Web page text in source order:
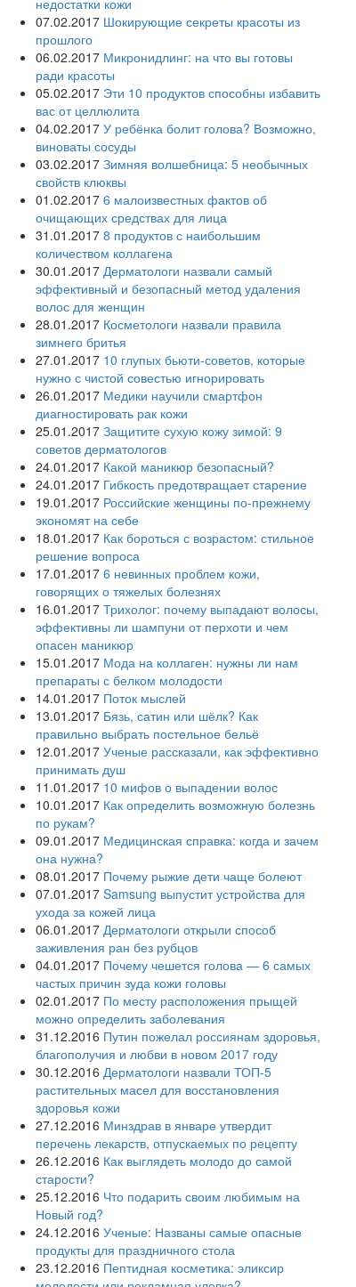
недостатки кожи
07.02.2017 Шокирующие секреты красоты из
прошлого
06.02.2017 Микронидлинг: на что вы готовы
ради красоты
05.02.2017 Эти 10 продуктов способны избавить
вас от целлюлита
04.02.2017 У ребёнка болит голова? Возможно,
виноваты сосуды
03.02.2017 Зимняя волшебница: 5 необычных
свойств клюквы
01.02.2017 6 малоизвестных фактов об
очищающих средствах для лица
31.01.2017 8 продуктов с наибольшим
количеством коллагена
30.01.2017 Дерматологи назвали самый
эффективный и безопасный метод удаления
волос для женщин
28.01.2017 Косметологи назвали правила
зимнего бритья
27.01.2017 10 глупых бьюти-советов, которые
нужно с чистой совестью игнорировать
26.01.2017 Медики научили смартфон
диагностировать рак кожи
25.01.2017 Защитите сухую кожу зимой: 9
советов дерматологов
24.01.2017 Какой маникюр безопасный?
24.01.2017 Гибкость предотвращает старение
19.01.2017 Российские женщины по-прежнему
экономят на себе
18.01.2017 Как бороться с возрастом: стильное
решение вопроса
17.01.2017 6 невинных проблем кожи,
говорящих о тяжелых болезнях
16.01.2017 Трихолог: почему выпадают волосы,
эффективны ли шампуни от перхоти и чем
опасен маникюр
15.01.2017 Мода на коллаген: нужны ли нам
препараты с белком молодости
14.01.2017 Поток мыслей
13.01.2017 Бязь, сатин или шёлк? Как
правильно выбрать постельное бельё
12.01.2017 Ученые рассказали, как эффективно
принимать душ
11.01.2017 10 мифов о выпадении волос
10.01.2017 Как определить возможную болезнь
по рукам?
09.01.2017 Медицинская справка: когда и зачем
она нужна?
08.01.2017 Почему рыжие дети чаще болеют
07.01.2017 Samsung выпустит устройства для
ухода за кожей лица
06.01.2017 Дерматологи открыли способ
заживления ран без рубцов
04.01.2017 Почему чешется голова — 6 самых
частых причин зуда кожи головы
02.01.2017 По месту расположения прыщей
можно определить заболевания
31.12.2016 Путин пожелал россиянам здоровья,
благополучия и любви в новом 2017 году
30.12.2016 Дерматологи назвали ТОП-5
растительных масел для восстановления
здоровья кожи
27.12.2016 Минздрав в январе утвердит
перечень лекарств, отпускаемых по рецепту
26.12.2016 Как выглядеть молодо до самой
старости?
25.12.2016 Что подарить своим любимым на
Новый год?
24.12.2016 Ученые: Названы самые опасные
продукты для праздничного стола
23.12.2016 Пептидная косметика: эликсир